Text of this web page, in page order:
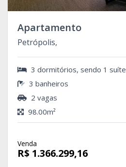
Apartamento
Petrópolis,
3 dormitórios, sendo 1 suíte
3 banheiros
2 vagas
98.00m²
Venda
R$ 1.366.299,16